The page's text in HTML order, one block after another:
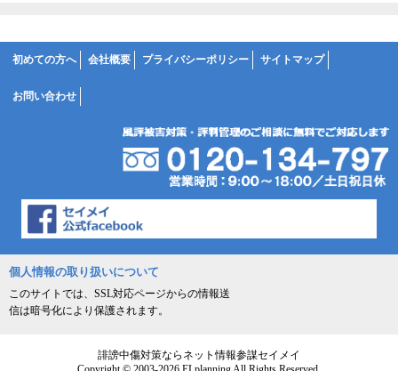
初めての方へ 会社概要 プライバシーポリシー サイトマップ
お問い合わせ
個人情報の取り扱いについて
このサイトでは、SSL対応ページからの情報送
信は暗号化により保護されます。
誹謗中傷対策ならネット情報参謀セイメイ